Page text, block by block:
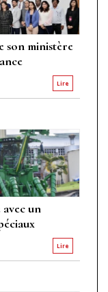
son ministère
Lire
un
Lire